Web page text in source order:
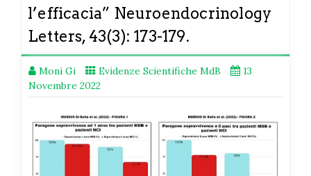
l’efficacia” Neuroendocrinology
Letters, 43(3): 173-179.
Moni Gi Evidenze Scientifiche MdB
13
Novembre 2022